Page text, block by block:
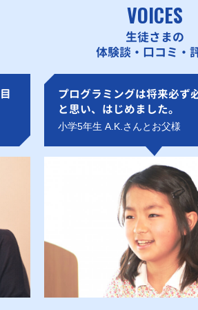
VOICES
生徒さまの
体験談・口コミ・
プログラミングは将来必ず
と思い、はじめました。
小学5年生 A.K.さんとお父様